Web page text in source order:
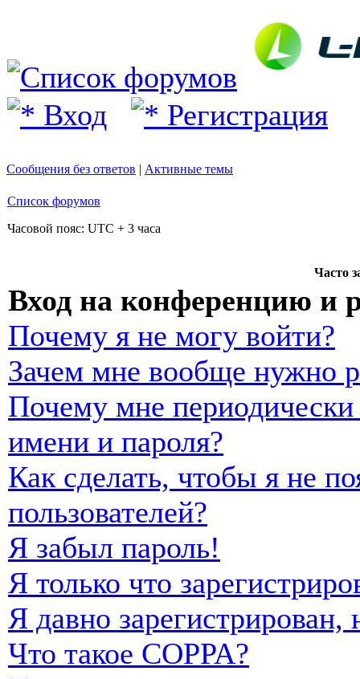
Вход Регистрация
Сообщения без ответов | Активные темы
Список форумов
Часовой пояс: UTC + 3 часа
Часто
Вход на конференцию и
Почему я не могу войти?
Зачем мне вообще нужно
Почему мне периодически
имени и пароля?
Как сделать, чтобы я не
пользователей?
Я забыл пароль!
Я только что
Я давно
Что такое COPPA?